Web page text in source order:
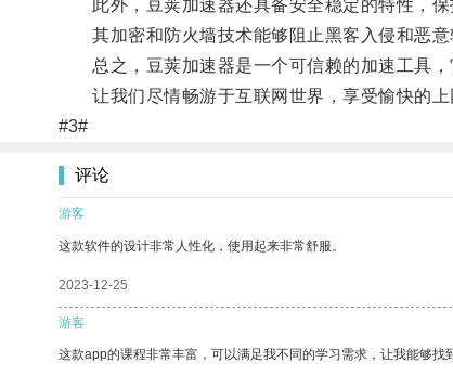
此外，豆荚加速器还具备安全稳定的特性，保
其加密和防火墙技术能够阻止黑客入侵和恶意
总之，豆荚加速器是一个可信赖的加速工具，
让我们尽情畅游于互联网世界，享受愉快的上
#3#
评论
游客
这款软件的设计非常人性化，使用起来非常舒服。
2023-12-25
游客
这款app的课程非常丰富，可以满足我不同的学习需求，让我能够找